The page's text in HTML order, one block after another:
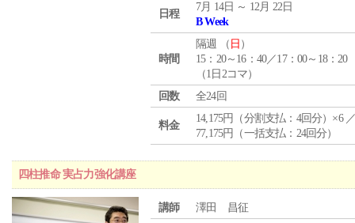
日程
7月 14日 ～ 12月 22日
B Week
時間
隔週 （ 日 ）
15：20～16：40／17：00～18：20
（1日2コマ）
回数
全24回
料金
14,175円（分割支払：4回分）×6
77,175円（一括支払：24回分）
四柱推命 実占力強化講座
講師 澤田 昌征